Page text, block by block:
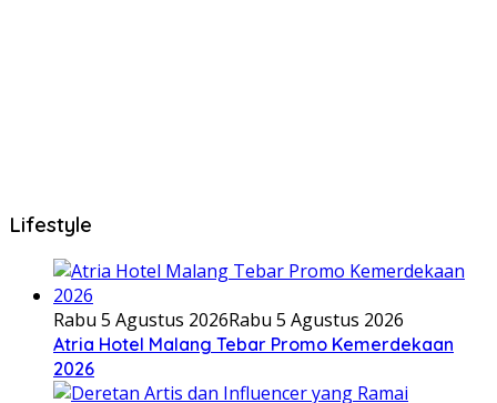
Lifestyle
Rabu 5 Agustus 2026Rabu 5 Agustus 2026
Atria Hotel Malang Tebar Promo Kemerdekaan
2026